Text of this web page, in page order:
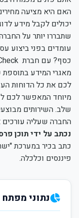
האם היא מציעה
יכולים לקבל מידע
שתבררו יותר על
עומדים בפני ביצוע
מאגרי המידע בתוספת
לכם את כל הדוחות
מיוחד המאפשר לכם
שלב. השירותים
החברה שעליה
נכתב על ידי תוכן
כתב בכיר במערכת
פיננסים וכלכלה.
נתוני מפתח